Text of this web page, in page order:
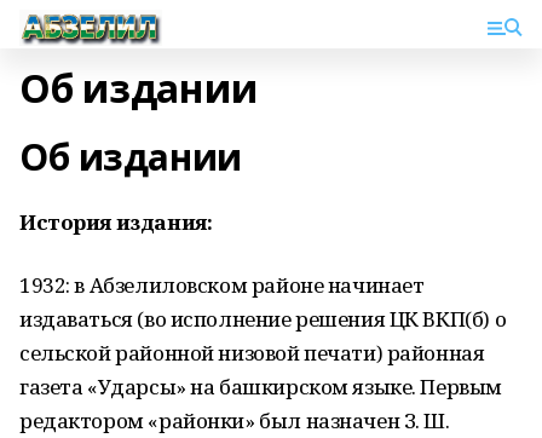
Об издании
Об издании
История издания:
1932: в Абзелиловском районе начинает
издаваться (во исполнение решения ЦК ВКП(б) о
сельской районной низовой печати) районная
газета «Ударсы» на башкирском языке. Первым
редактором «районки» был назначен З. Ш.